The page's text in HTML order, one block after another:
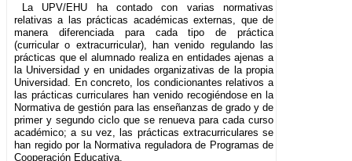
La UPV/EHU ha contado con varias normativas
relativas a las prácticas académicas externas, que de
manera diferenciada para cada tipo de práctica
(curricular o extracurricular), han venido regulando las
prácticas que el alumnado realiza en entidades ajenas a
la Universidad y en unidades organizativas de la propia
Universidad. En concreto, los condicionantes relativos a
las prácticas curriculares han venido recogiéndose en la
Normativa de gestión para las enseñanzas de grado y de
primer y segundo ciclo que se renueva para cada curso
académico; a su vez, las prácticas extracurriculares se
han regido por la Normativa reguladora de Programas de
Cooperación Educativa.